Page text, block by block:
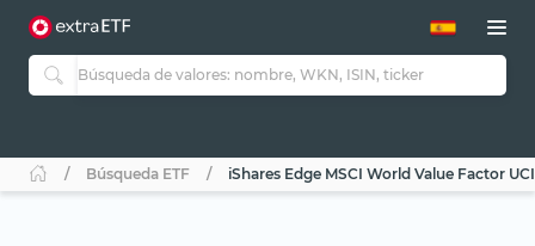
Búsqueda ETF iShares Edge MSCI World Value Factor